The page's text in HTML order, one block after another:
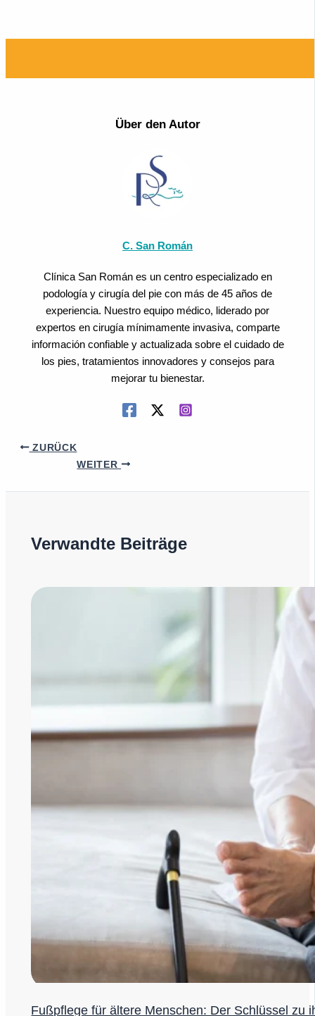
Über den Autor
C. San Román
Clínica San Román es un centro especializado en
podología y cirugía del pie con más de 45 años de
experiencia. Nuestro equipo médico, liderado por
expertos en cirugía mínimamente invasiva, comparte
información confiable y actualizada sobre el cuidado de
los pies, tratamientos innovadores y consejos para
mejorar tu bienestar.
ZURÜCK
WEITER
Verwandte Beiträge
Fußpflege für ältere Menschen: Der Schlüssel zu